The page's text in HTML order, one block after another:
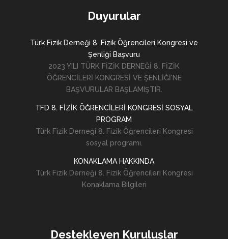
Duyurular
Türk Fizik Derneği 8. Fizik Öğrencileri Kongresi ve
Şenliği Başvuru
2023 YILI TÜRK FİZİK DERNEĞİ 8. FİZİK
ÖĞRENCİLERİ KONGRESİ VE ŞENLİĞİ'NE
BAŞVURULAR BAŞLAMIŞTIR.
TFD 8. FİZİK ÖĞRENCİLERİ KONGRESİ SOSYAL
PROGRAM
Türk Fizik Derneği 8. Fizik Öğrencileri Kongresi
sosyal programı.
KONAKLAMA HAKKINDA
Türk Fizik Derneği 8. Fizik Öğrencileri Kongresi
Konaklama Bilgileri
Destekleyen Kuruluşlar